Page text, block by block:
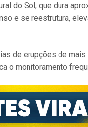
do Sol, que dura
e se reestrutura,
de erupções de
o monitoramento